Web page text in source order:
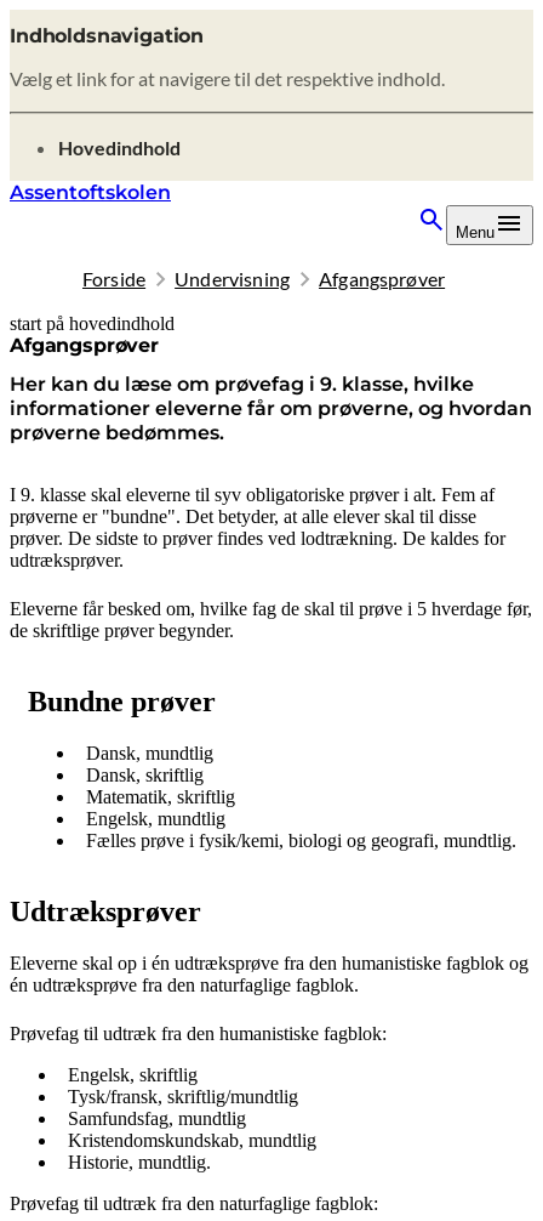
Indholdsnavigation
Vælg et link for at navigere til det respektive indhold.
gå til
Hovedindhold
Assentoftskolen
Menu
Forside Undervisning Afgangsprøver
start på hovedindhold
Afgangsprøver
Her kan du læse om prøvefag i 9. klasse, hvilke
informationer eleverne får om prøverne, og hvordan
prøverne bedømmes.
senest opdateret 8. oktober 2025
I 9. klasse skal eleverne til syv obligatoriske prøver i alt. Fem af
prøverne er "bundne". Det betyder, at alle elever skal til disse
prøver. De sidste to prøver findes ved lodtrækning. De kaldes for
udtræksprøver.
Eleverne får besked om, hvilke fag de skal til prøve i 5 hverdage før,
de skriftlige prøver begynder.
Bundne prøver
Dansk, mundtlig
Dansk, skriftlig
Matematik, skriftlig
Engelsk, mundtlig
Fælles prøve i fysik/kemi, biologi og geografi, mundtlig.
Udtræksprøver
Eleverne skal op i én udtræksprøve fra den humanistiske fagblok og
én udtræksprøve fra den naturfaglige fagblok.
Prøvefag til udtræk fra den humanistiske fagblok:
Engelsk, skriftlig
Tysk/fransk, skriftlig/mundtlig
Samfundsfag, mundtlig
Kristendomskundskab, mundtlig
Historie, mundtlig.
Prøvefag til udtræk fra den naturfaglige fagblok: